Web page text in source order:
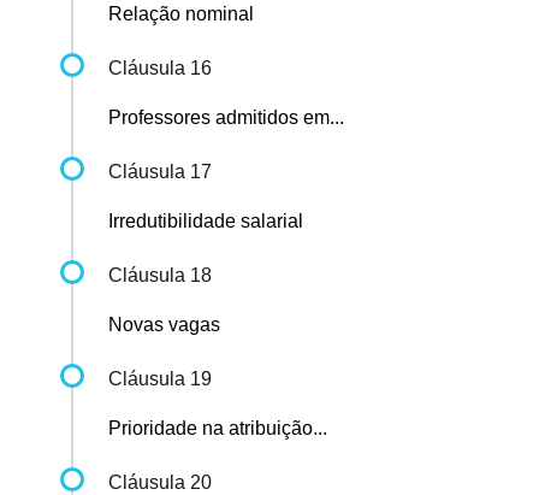
Relação nominal
Cláusula 16
Professores admitidos em...
Cláusula 17
Irredutibilidade salarial
Cláusula 18
Novas vagas
Cláusula 19
Prioridade na atribuição...
Cláusula 20